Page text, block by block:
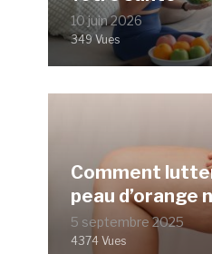
10 juin 2026
349 Vues
Comment
peau
5 septembre 2025
4374 Vues